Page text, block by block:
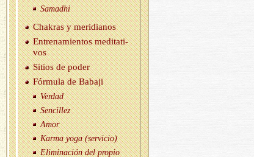
Sa­mad­hi
Cha­kras y me­ri­dia­nos
En­tre­na­mien­tos me­di­ta­ti­
vos
Si­tios de poder
Fór­mu­la de Ba­ba­ji
Ver­dad
Sen­ci­llez
Amor
Karma yoga (ser­vi­cio)
Eli­mi­na­ción del pro­pio